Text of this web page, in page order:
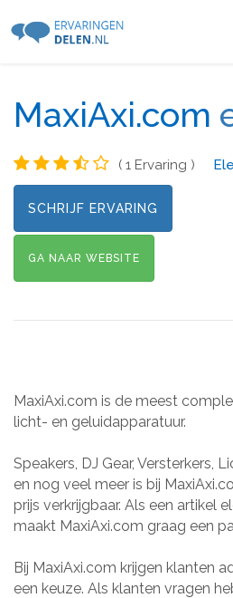
MaxiAxi.com
( 1 Ervaring )
SCHRIJF ERVARING
GA NAAR WEBSITE
MaxiAxi.com is de meest
licht- en geluidapparatuur.
Speakers, DJ Gear, Versterkers,
en nog veel meer is bij
prijs verkrijgbaar. Als een artikel
maakt MaxiAxi.com graag een
Bij MaxiAxi.com krijgen klanten
een keuze. Als klanten vragen